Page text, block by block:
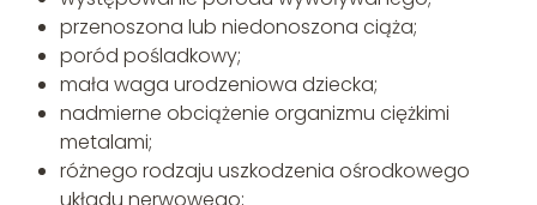
przenoszona lub niedonoszona ciąża;
poród pośladkowy;
mała waga urodzeniowa dziecka;
nadmierne obciążenie organizmu ciężkimi
metalami;
różnego rodzaju uszkodzenia ośrodkowego
układu nerwowego;